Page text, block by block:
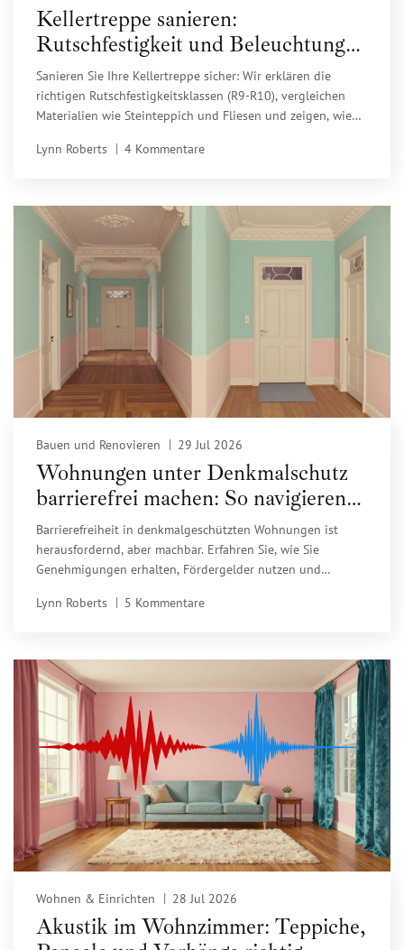
Kellertreppe sanieren:
Rutschfestigkeit und Beleuchtung
sicher gestalten
Sanieren Sie Ihre Kellertreppe sicher: Wir erklären die
richtigen Rutschfestigkeitsklassen (R9-R10), vergleichen
Materialien wie Steinteppich und Fliesen und zeigen, wie
Stolperfallen vermeiden.
Lynn Roberts 4 Kommentare
Bauen und Renovieren 29 Jul 2026
Wohnungen unter Denkmalschutz
barrierefrei machen: So navigieren
Sie durch Auflagen und
Fördergelder
Barrierefreiheit in denkmalgeschützten Wohnungen ist
herausfordernd, aber machbar. Erfahren Sie, wie Sie
Genehmigungen erhalten, Fördergelder nutzen und
Lynn Roberts
5 Kommentare
Wohnen & Einrichten 28 Jul 2026
Akustik im Wohnzimmer: Teppiche,